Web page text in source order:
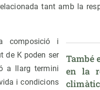
tant amb la
També
en la
composició i
de K poden ser
a llarg termini
i condicions